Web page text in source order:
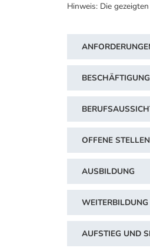
Hinweis: Die
OFFENE STELLEN
AUSBILDUNG
WEITERBILDUNG
AUFSTIEG UND